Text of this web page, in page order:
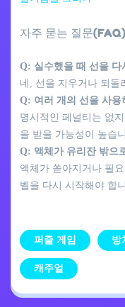
자주 묻는 질문
Q: 실수했을 때 선을 다
네, 선을 지우거나 되돌
Q: 여러 개의 선을 사용
명시적인 페널티는 없
을 받을 가능성이 높습
Q: 액체가 유리잔 밖으
액체가 쏟아지거나 필
벨을 다시 시작해야 합
퍼즐 게임 방
캐주얼